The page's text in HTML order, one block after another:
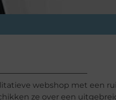
webshop met een
ze over een